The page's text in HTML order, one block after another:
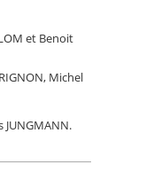
et Benoit
Michel
JUNGMANN.